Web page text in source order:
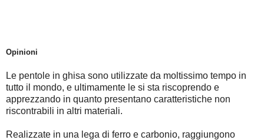
Opinioni
Le pentole in ghisa sono utilizzate da moltissimo tempo in
tutto il mondo, e ultimamente le si sta riscoprendo e
apprezzando in quanto presentano caratteristiche non
riscontrabili in altri materiali.
Realizzate in una lega di ferro e carbonio, raggiungono